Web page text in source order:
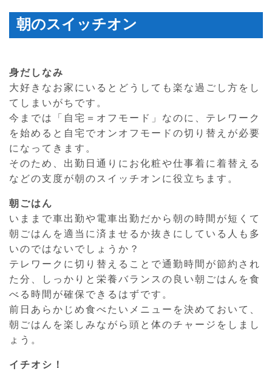
朝のスイッチオン
身だしなみ
大好きなお家にいるとどうしても楽な過ごし方をし
てしまいがちです。
今までは「自宅＝オフモード」なのに、テレワーク
を始めると自宅でオンオフモードの切り替えが必要
になってきます。
そのため、出勤日通りにお化粧や仕事着に着替える
などの支度が朝のスイッチオンに役立ちます。
朝ごはん
いままで車出勤や電車出勤だから朝の時間が短くて
朝ごはんを適当に済ませるか抜きにしている人も多
いのではないでしょうか？
テレワークに切り替えることで通勤時間が節約され
た分、しっかりと栄養バランスの良い朝ごはんを食
べる時間が確保できるはずです。
前日あらかじめ食べたいメニューを決めておいて、
朝ごはんを楽しみながら頭と体のチャージをしまし
ょう。
イチオシ！